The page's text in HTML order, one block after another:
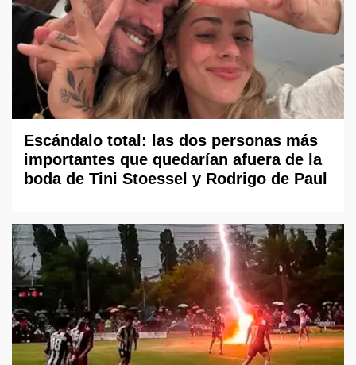
Escándalo total: las dos personas más
importantes que quedarían afuera de la
boda de Tini Stoessel y Rodrigo de Paul